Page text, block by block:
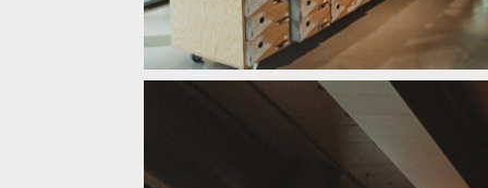
Nová prodejna Velocity Westend posouvá zážitek
Nová prodejna Velocity Westend posouvá zážitek